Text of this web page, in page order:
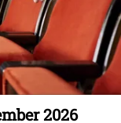
2026